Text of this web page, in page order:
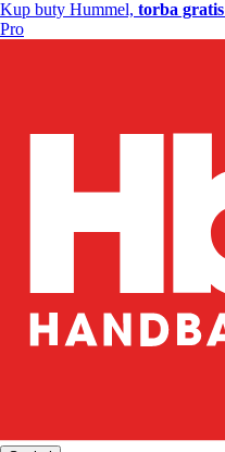
Kup buty Hummel, torba gratis
Pro